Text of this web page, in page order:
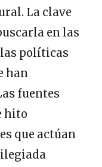
La clave
en las
las políticas
han
fuentes
hito
que actúan